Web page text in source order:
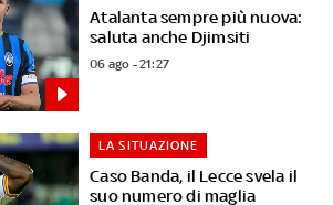
Atalanta sempre più nuova:
saluta anche Djimsiti
06 ago - 21:27
Caso Banda, il Lecce svela il
suo numero di maglia
LA SITUAZIONE